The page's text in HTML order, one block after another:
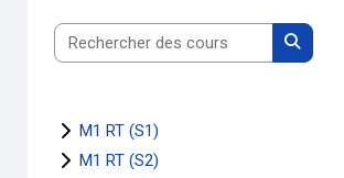
Rechercher des cours
M1 RT (S1)
M1 RT (S2)